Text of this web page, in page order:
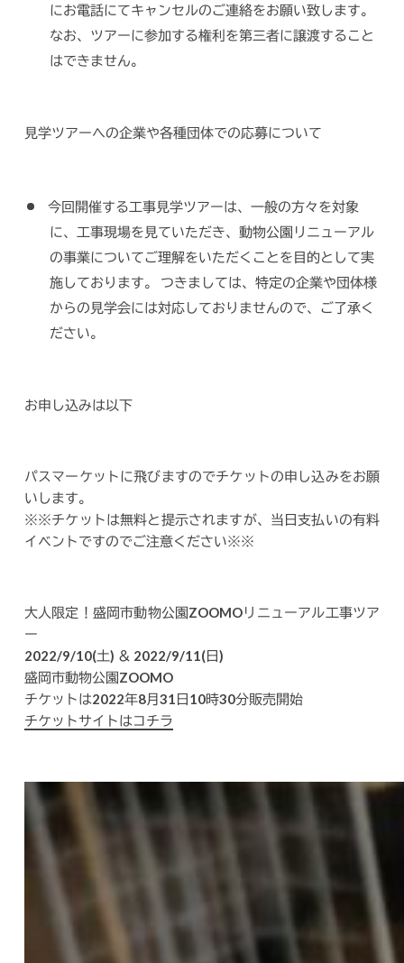
にお電話にてキャンセルのご連絡をお願い致します。
なお、ツアーに参加する権利を第三者に譲渡すること
はできません。
見学ツアーへの企業や各種団体での応募について
今回開催する工事見学ツアーは、一般の方々を対象
に、工事現場を見ていただき、動物公園リニューアル
の事業についてご理解をいただくことを目的として実
施しております。 つきましては、特定の企業や団体様
からの見学会には対応しておりませんので、ご了承く
ださい。
お申し込みは以下
パスマーケットに飛びますのでチケットの申し込みをお願
いします。
※※チケットは無料と提示されますが、当日支払いの有料
イベントですのでご注意ください※※
大人限定！盛岡市動物公園ZOOMOリニューアル工事ツア
ー
2022/9/10(土) ＆ 2022/9/11(日)
盛岡市動物公園ZOOMO
チケットは2022年8月31日10時30分販売開始
チケットサイトはコチラ